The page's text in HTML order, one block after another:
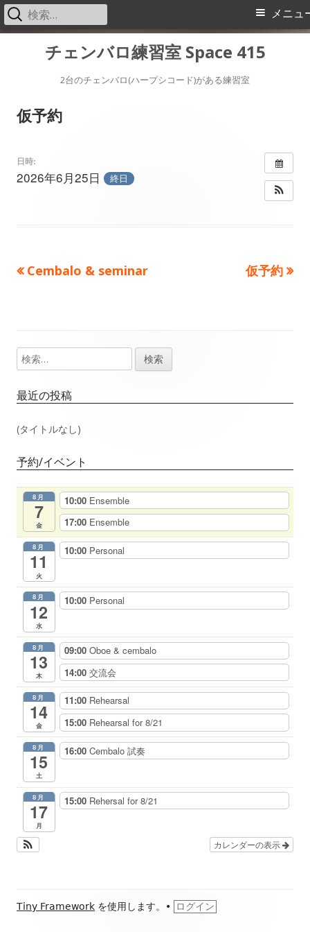
チェンバロ練習室 Space 415
2台のチェンバロ(ハープシコード)がある練習室
メ
メニュ
検
索:
仮予約
日時:
2026年6月25日 終日
投
ビ
ゲ
ー
シ
ョ
前
Cembalo & seminar
次
仮予約
メ
イ
ン
バ
検
索:
最近の投稿
(タイトルなし)
予約/イベント
8月
7
金
10:00 Ensemble
17:00 Ensemble
8月
11
火
10:00 Personal
8月
12
水
10:00 Personal
8月
13
木
09:00 Oboe & cembalo
14:00 交流会
8月
14
金
11:00 Rehearsal
15:00 Rehearsal for 8/21
8月
15
土
16:00 Cembalo 試奏
8月
17
月
15:00 Rehersal for 8/21
カレンダーの表示
フ
Tiny Framework を使用します。 • ログイン